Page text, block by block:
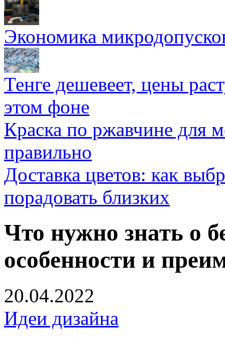
Экономика
Тенге дешевеет, цены
этом фоне
Краска по ржавчине для
правильно
Доставка цветов: как
порадовать близких
Что нужно знать о
особенности и
20.04.2022
Идеи дизайна